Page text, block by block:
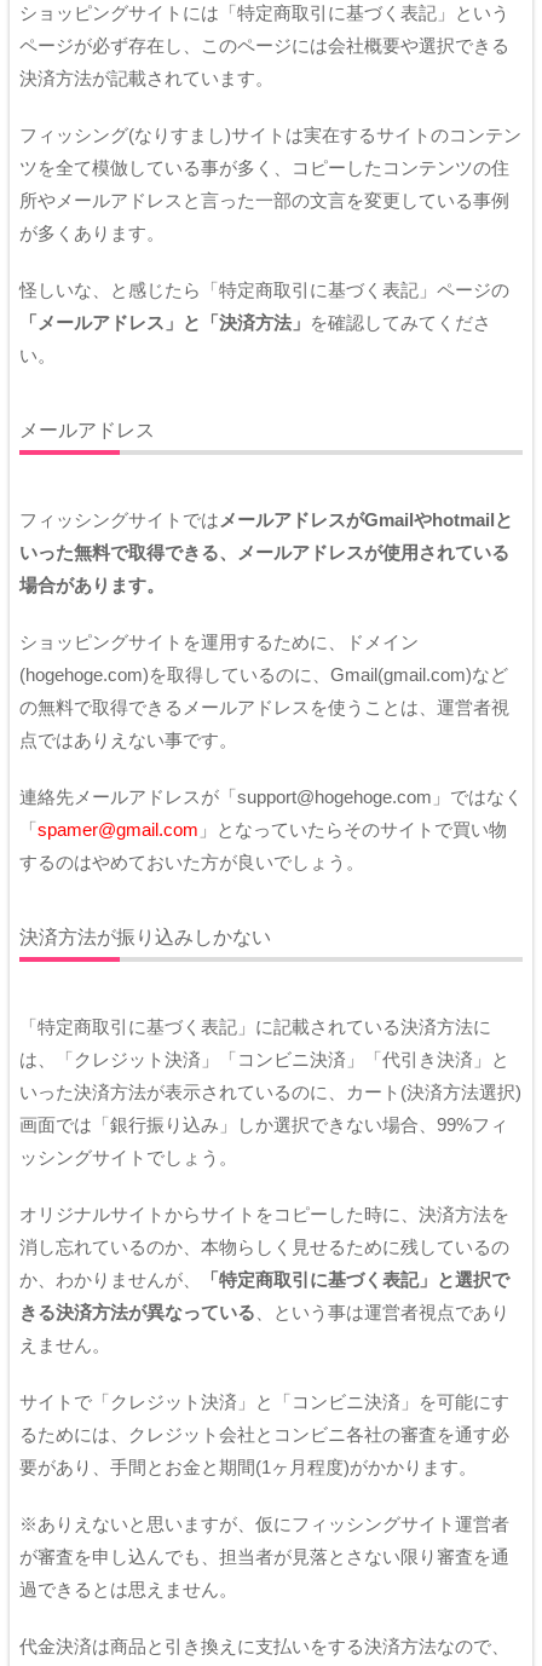
ショッピングサイトには「特定商取引に基づく表記」という
ページが必ず存在し、このページには会社概要や選択できる
決済方法が記載されています。
フィッシング(なりすまし)サイトは実在するサイトのコンテン
ツを全て模倣している事が多く、コピーしたコンテンツの住
所やメールアドレスと言った一部の文言を変更している事例
が多くあります。
怪しいな、と感じたら「特定商取引に基づく表記」ページの
「メールアドレス」と「決済方法」 を確認してみてくださ
い。
メールアドレス
フィッシングサイトでは メールアドレスがGmailやhotmailと
いった無料で取得できる、メールアドレスが使用されている
場合があります。
ショッピングサイトを運用するために、ドメイン
(hogehoge.com)を取得しているのに、Gmail(gmail.com)など
の無料で取得できるメールアドレスを使うことは、運営者視
点ではありえない事です。
連絡先メールアドレスが「support@hogehoge.com」ではなく
「spamer@gmail.com 」となっていたらそのサイトで買い物
するのはやめておいた方が良いでしょう。
決済方法が振り込みしかない
「特定商取引に基づく表記」に記載されている決済方法に
は、「クレジット決済」「コンビニ決済」「代引き決済」と
いった決済方法が表示されているのに、カート(決済方法選択)
画面では「銀行振り込み」しか選択できない場合、99%フィ
ッシングサイトでしょう。
オリジナルサイトからサイトをコピーした時に、決済方法を
消し忘れているのか、本物らしく見せるために残しているの
か、わかりませんが、
「特定商取引に基づく表記」と選択で
きる決済方法が異なっている 、という事は運営者視点であり
えません。
サイトで「クレジット決済」と「コンビニ決済」を可能にす
るためには、クレジット会社とコンビニ各社の審査を通す必
要があり、手間とお金と期間(1ヶ月程度)がかかります。
※ありえないと思いますが、仮にフィッシングサイト運営者
が審査を申し込んでも、担当者が見落とさない限り審査を通
過できるとは思えません。
代金決済は商品と引き換えに支払いをする決済方法なので、